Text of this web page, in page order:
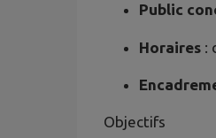
Public
Horaires :
Objectifs